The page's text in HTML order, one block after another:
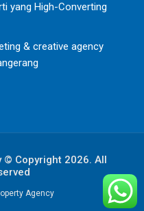
yang High-Converting
& creative agency
Copyright 2026. All
Agency